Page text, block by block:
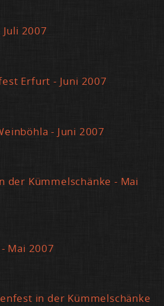
2007
Er­furt - Ju­ni 2007
- Ju­ni 2007
der Küm­mel­schän­ke - Mai
Mai 2007
in der Küm­mel­schän­ke